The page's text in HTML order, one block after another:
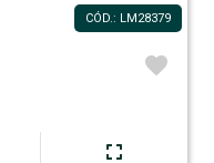
CÓD.: LM28379